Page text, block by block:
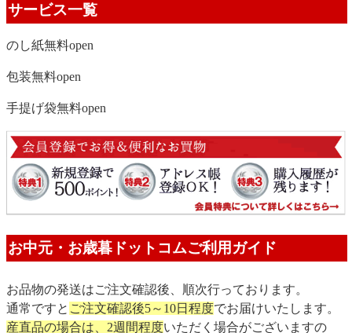
サービス一覧
のし紙無料open
包装無料open
手提げ袋無料open
お中元・お歳暮ドットコムご利用ガイド
お品物の発送はご注文確認後、順次行っております。
通常ですと ご注文確認後5～10日程度でお届けいたします。
産直品の場合は、2週間程度いただく場合がございますの